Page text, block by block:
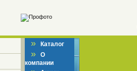
» Каталог
» О
компании